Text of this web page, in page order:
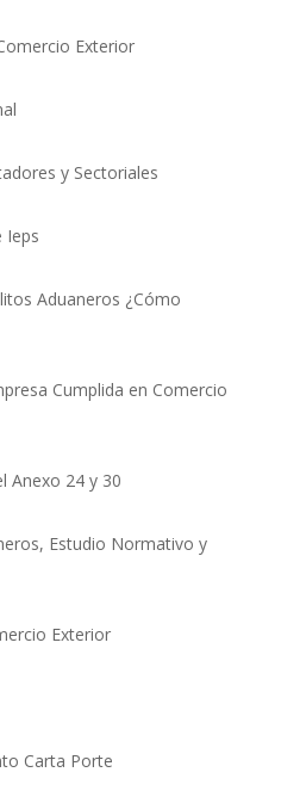
Exterior
y Sectoriales
Ieps
Aduaneros ¿Cómo
Cumplida en Comercio
Anexo 24 y 30
Estudio Normativo y
Exterior
Carta Porte